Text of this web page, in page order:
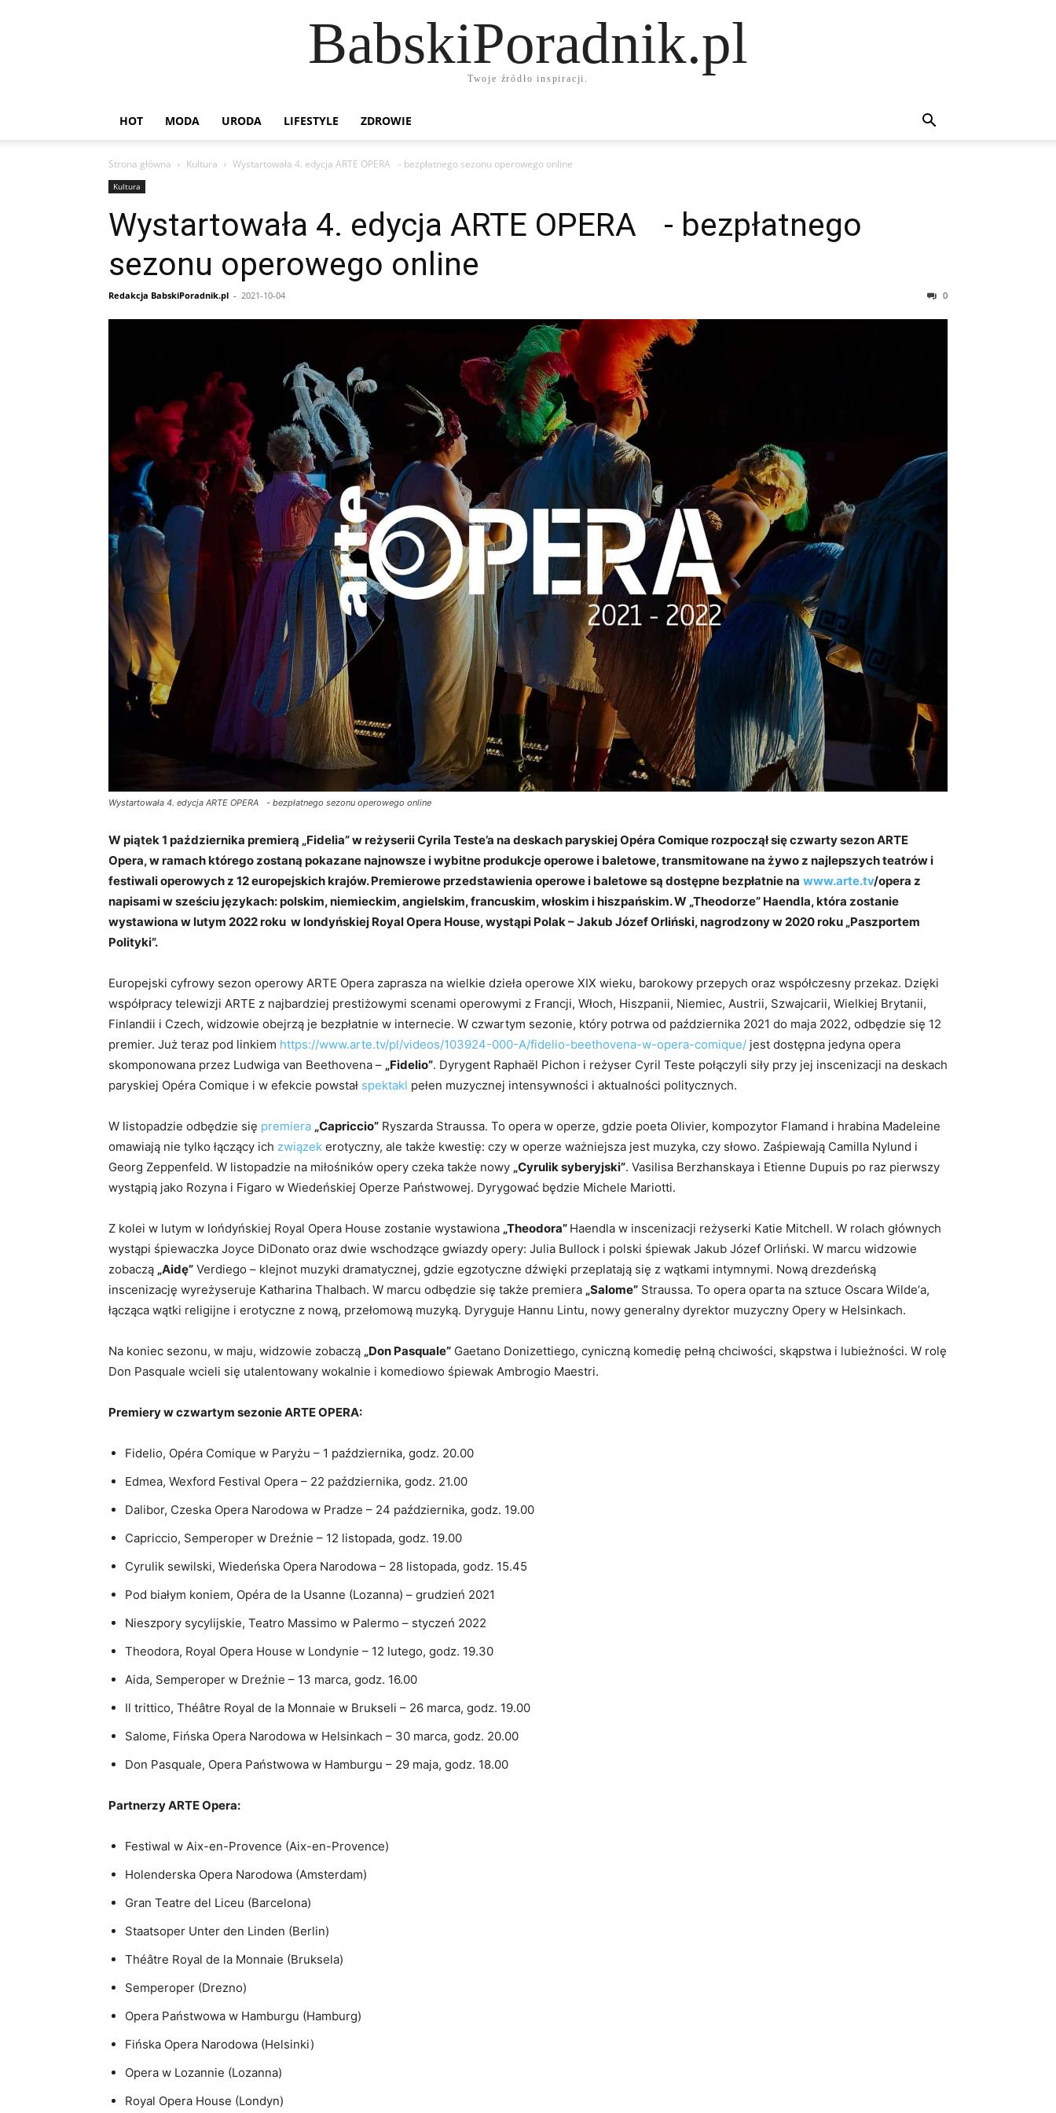
BabskiPoradnik.pl
Twoje źródło inspiracji.
HOT MODA URODA LIFESTYLE ZDROWIE
Strona główna Kultura Wystartowała 4. edycja ARTE OPERA - bezpłatnego sezonu operowego online
Kultura
Wystartowała 4. edycja ARTE OPERA - bezpłatnego
sezonu operowego online
Redakcja BabskiPoradnik.pl - 2021-10-04 0
Wystartowała 4. edycja ARTE OPERA - bezpłatnego sezonu operowego online
W piątek 1 października premierą „Fidelia” w reżyserii Cyrila Teste’a na deskach paryskiej Opéra Comique rozpoczął się czwarty sezon ARTE
Opera, w ramach którego zostaną pokazane najnowsze i wybitne produkcje operowe i baletowe, transmitowane na żywo z najlepszych teatrów i
festiwali operowych z 12 europejskich krajów. Premierowe przedstawienia operowe i baletowe są dostępne bezpłatnie na www.arte.tv/opera z
napisami w sześciu językach: polskim, niemieckim, angielskim, francuskim, włoskim i hiszpańskim. W „Theodorze” Haendla, która zostanie
wystawiona w lutym 2022 roku w londyńskiej Royal Opera House, wystąpi Polak – Jakub Józef Orliński, nagrodzony w 2020 roku „Paszportem
Polityki”.
Europejski cyfrowy sezon operowy ARTE Opera zaprasza na wielkie dzieła operowe XIX wieku, barokowy przepych oraz współczesny przekaz. Dzięki
współpracy telewizji ARTE z najbardziej prestiżowymi scenami operowymi z Francji, Włoch, Hiszpanii, Niemiec, Austrii, Szwajcarii, Wielkiej Brytanii,
Finlandii i Czech, widzowie obejrzą je bezpłatnie w internecie. W czwartym sezonie, który potrwa od października 2021 do maja 2022, odbędzie się 12
premier. Już teraz pod linkiem https://www.arte.tv/pl/videos/103924-000-A/fidelio-beethovena-w-opera-comique/ jest dostępna jedyna opera
skomponowana przez Ludwiga van Beethovena – „Fidelio”. Dyrygent Raphaël Pichon i reżyser Cyril Teste połączyli siły przy jej inscenizacji na deskach
paryskiej Opéra Comique i w efekcie powstał spektakl pełen muzycznej intensywności i aktualności politycznych.
W listopadzie odbędzie się premiera „Capriccio” Ryszarda Straussa. To opera w operze, gdzie poeta Olivier, kompozytor Flamand i hrabina Madeleine
omawiają nie tylko łączący ich związek erotyczny, ale także kwestię: czy w operze ważniejsza jest muzyka, czy słowo. Zaśpiewają Camilla Nylund i
Georg Zeppenfeld. W listopadzie na miłośników opery czeka także nowy „Cyrulik syberyjski”. Vasilisa Berzhanskaya i Etienne Dupuis po raz pierwszy
wystąpią jako Rozyna i Figaro w Wiedeńskiej Operze Państwowej. Dyrygować będzie Michele Mariotti.
Z kolei w lutym w lońdyńskiej Royal Opera House zostanie wystawiona „Theodora” Haendla w inscenizacji reżyserki Katie Mitchell. W rolach głównych
wystąpi śpiewaczka Joyce DiDonato oraz dwie wschodzące gwiazdy opery: Julia Bullock i polski śpiewak Jakub Józef Orliński. W marcu widzowie
zobaczą „Aidę” Verdiego – klejnot muzyki dramatycznej, gdzie egzotyczne dźwięki przeplatają się z wątkami intymnymi. Nową drezdeńską
inscenizację wyreżyseruje Katharina Thalbach. W marcu odbędzie się także premiera „Salome” Straussa. To opera oparta na sztuce Oscara Wilde‘a,
łącząca wątki religijne i erotyczne z nową, przełomową muzyką. Dyryguje Hannu Lintu, nowy generalny dyrektor muzyczny Opery w Helsinkach.
Na koniec sezonu, w maju, widzowie zobaczą „Don Pasquale” Gaetano Donizettiego, cyniczną komedię pełną chciwości, skąpstwa i lubieżności. W rolę
Don Pasquale wcieli się utalentowany wokalnie i komediowo śpiewak Ambrogio Maestri.
Premiery w czwartym sezonie ARTE OPERA:
Fidelio, Opéra Comique w Paryżu – 1 października, godz. 20.00
Edmea, Wexford Festival Opera – 22 października, godz. 21.00
Dalibor, Czeska Opera Narodowa w Pradze – 24 października, godz. 19.00
Capriccio, Semperoper w Dreźnie – 12 listopada, godz. 19.00
Cyrulik sewilski, Wiedeńska Opera Narodowa – 28 listopada, godz. 15.45
Pod białym koniem, Opéra de la Usanne (Lozanna) – grudzień 2021
Nieszpory sycylijskie, Teatro Massimo w Palermo – styczeń 2022
Theodora, Royal Opera House w Londynie – 12 lutego, godz. 19.30
Aida, Semperoper w Dreźnie – 13 marca, godz. 16.00
Il trittico, Théâtre Royal de la Monnaie w Brukseli – 26 marca, godz. 19.00
Salome, Fińska Opera Narodowa w Helsinkach – 30 marca, godz. 20.00
Don Pasquale, Opera Państwowa w Hamburgu – 29 maja, godz. 18.00
Partnerzy ARTE Opera:
Festiwal w Aix-en-Provence (Aix-en-Provence)
Holenderska Opera Narodowa (Amsterdam)
Gran Teatre del Liceu (Barcelona)
Staatsoper Unter den Linden (Berlin)
Théâtre Royal de la Monnaie (Bruksela)
Semperoper (Drezno)
Opera Państwowa w Hamburgu (Hamburg)
Fińska Opera Narodowa (Helsinki)
Opera w Lozannie (Lozanna)
Royal Opera House (Londyn)